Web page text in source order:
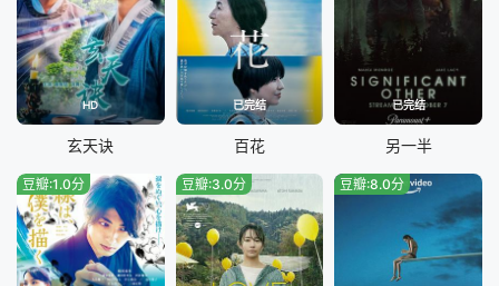
HD
玄天诀
已完结
百花
已完结
另一半
豆瓣:1.0分 豆瓣:3.0分 豆瓣:8.0分